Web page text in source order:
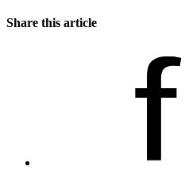
Share this article